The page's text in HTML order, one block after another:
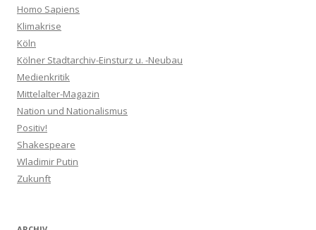
Homo Sapiens
Klimakrise
Köln
Kölner Stadtarchiv-Einsturz u. -Neubau
Medienkritik
Mittelalter-Magazin
Nation und Nationalismus
Positiv!
Shakespeare
Wladimir Putin
Zukunft